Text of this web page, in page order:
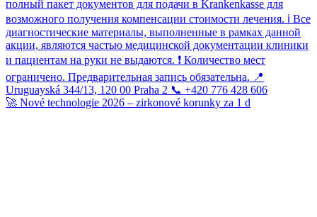
🚀 Nové technologie 2026 – zirkonové korunky za 1 d